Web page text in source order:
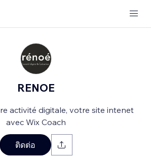
RENOE
activité digitale, votre site intenet
avec Wix Coach
ติดต่อ